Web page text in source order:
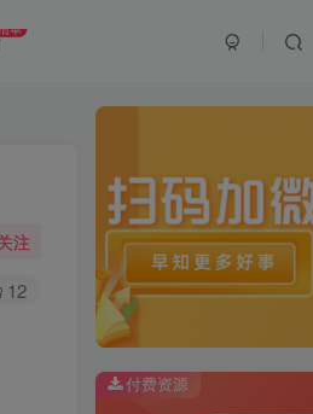
单
注
12
付费资源